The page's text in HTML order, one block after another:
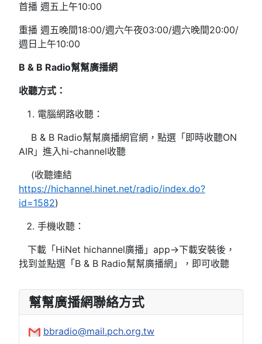
首播 週五上午10:00
重播 週五晚間18:00/週六午夜03:00/週六晚間20:00/
週日上午10:00
B & B Radio幫幫廣播網
收聽方式：
電腦網路收聽：
B & B Radio幫幫廣播網官網，點選「即時收聽ON
AIR」進入hi-channel收聽
(收聽連結
https://hichannel.hinet.net/radio/index.do?
id=1582)
手機收聽：
下載「HiNet hichannel廣播」app→下載安裝後，
找到並點選「B & B Radio幫幫廣播網」，即可收聽
幫幫廣播網聯絡方式
bbradio@mail.pch.org.tw